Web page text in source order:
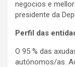
negocios e
presidente da
Perfil das
O 95 % das
autónomos/as.